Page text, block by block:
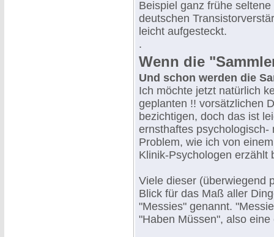
Beispiel ganz frühe
deutschen
leicht aufgesteckt.
.
Wenn die
Und schon werden die
Ich möchte jetzt natürlich
geplanten !! vorsätzlichen
bezichtigen, doch das ist
ernsthaftes psychologisch-
Problem, wie ich von
Klinik-Psychologen erzählt
Viele dieser (überwiegend
Blick für das Maß aller
"Messies" genannt.
"Haben Müssen", also